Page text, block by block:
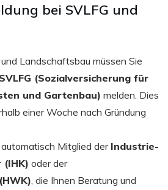
bei SVLFG und
Landschaftsbau müssen Sie
SVLFG (Sozialversicherung für
und Gartenbau) melden. Dies
einer Woche nach Gründung
Mitglied der Industrie-
(IHK) oder der
, die Ihnen Beratung und